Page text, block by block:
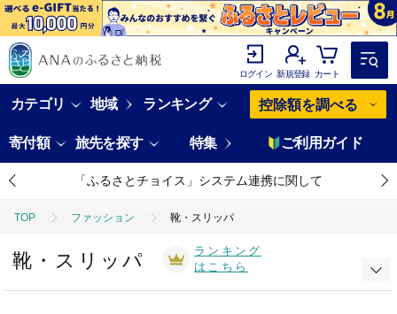
ログイン 新規登録 カート
カテゴリ 地域 ランキング 控除額を調べる
寄付額 旅先を探す 特集 ご利用ガイド
「ふるさとチョイス」システム連携に関して
TOP ファッション 靴・スリッパ
靴・スリッパ
ランキング
はこちら